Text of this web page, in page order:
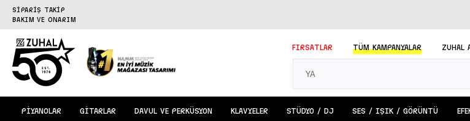
SİPARİŞ TAKİP
BAKIM VE ONARIM
FIRSATLAR TÜMKAMPANYALAR ZUHAL
PİYANOLAR GİTARLAR DAVUL VE PERKÜSYON KLAVYELER STÜDYO / DJ SES / IŞIK / GÖRÜNTÜ